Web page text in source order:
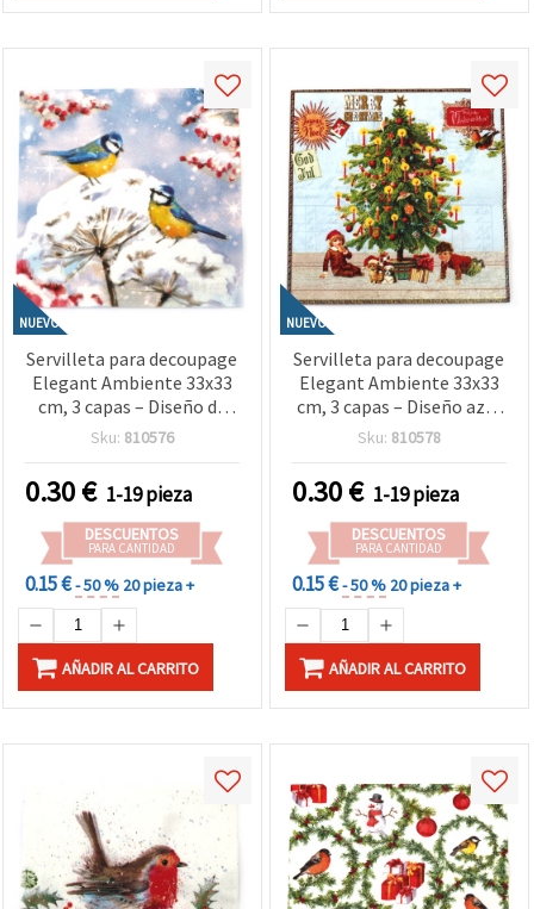
NUEVO
Servilleta para decoupage
Elegant Ambiente 33x33
cm, 3 capas – Diseño de
pájaros en la nieve, ideal
invierno, decoración
navideña y proyectos DIY
de scrapbooking y arte
creativo
Sku: 810576
0.30€ 1-19 pieza
DESCUENTOS
PARA CANTIDAD
0.15 €- 50 % 20 pieza +
AÑADIR AL CARRITO
NUEVO
Servilleta para decoupage
Elegant Ambiente 33x33
cm, 3 capas – Diseño azul
«Bajo el árbol de
manualidades navideñas,
scrapbooking, decoración
festiva y regalos hechos a
mano
Sku: 810578
0.30€ 1-19 pieza
DESCUENTOS
PARA CANTIDAD
0.15 €- 50 % 20 pieza +
AÑADIR AL CARRITO